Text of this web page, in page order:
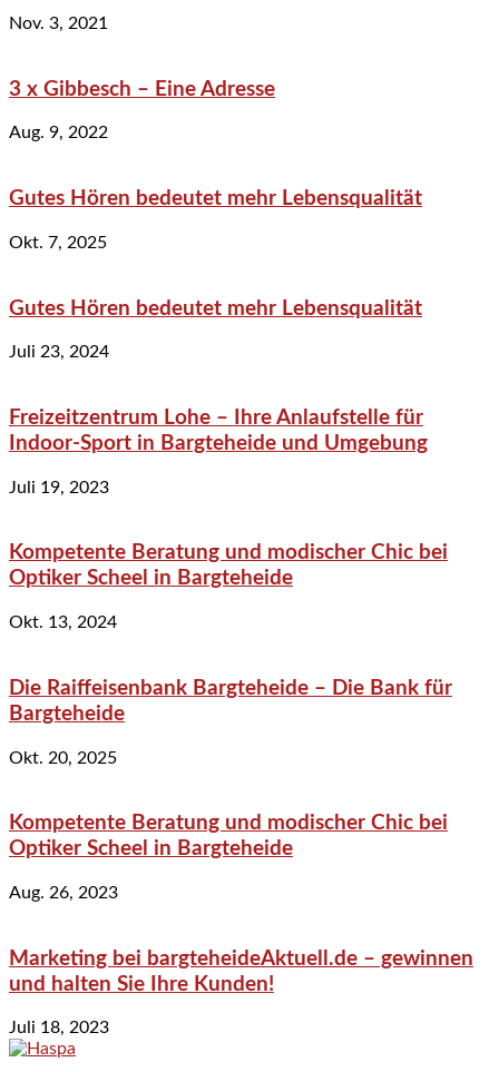
Nov. 3, 2021
3 x Gibbesch – Eine Adresse
Aug. 9, 2022
Gutes Hören bedeutet mehr Lebensqualität
Okt. 7, 2025
Gutes Hören bedeutet mehr Lebensqualität
Juli 23, 2024
Freizeitzentrum Lohe – Ihre Anlaufstelle für
Indoor-Sport in Bargteheide und Umgebung
Juli 19, 2023
Kompetente Beratung und modischer Chic bei
Optiker Scheel in Bargteheide
Okt. 13, 2024
Die Raiffeisenbank Bargteheide – Die Bank für
Bargteheide
Okt. 20, 2025
Kompetente Beratung und modischer Chic bei
Optiker Scheel in Bargteheide
Aug. 26, 2023
Marketing bei bargteheideAktuell.de – gewinnen
und halten Sie Ihre Kunden!
Juli 18, 2023